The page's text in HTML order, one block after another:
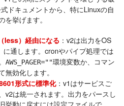
ドキュメントから、特にLinuxの自
挙げます。
less）経由になる ：v2は出力をOS
に通します。cronやパイプ処理では
AWS_PAGER=""環境変数か、コマン
無効化します。
形式に標準化：v1はサービスご
v2は統一されます。出力をパースし
挙動に戻すには設定ファイルで